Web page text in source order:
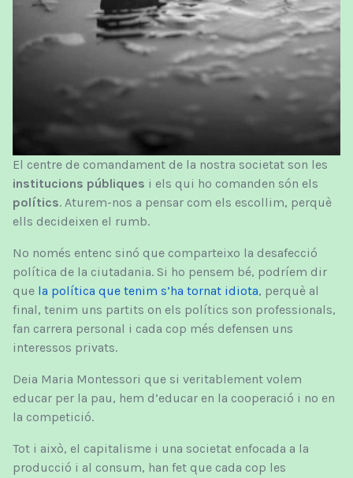
El centre de comandament de la nostra societat son les
institucions públiques i els qui ho comanden són els
polítics. Aturem-nos a pensar com els escollim, perquè
ells decideixen el rumb.
No només entenc sinó que comparteixo la desafecció
política de la ciutadania. Si ho pensem bé, podríem dir
que la política que tenim s’ha tornat idiota, perquè al
final, tenim uns partits on els polítics son professionals,
fan carrera personal i cada cop més defensen uns
interessos privats.
Deia Maria Montessori que si veritablement volem
educar per la pau, hem d’educar en la cooperació i no en
la competició.
Tot i això, el capitalisme i una societat enfocada a la
producció i al consum, han fet que cada cop les